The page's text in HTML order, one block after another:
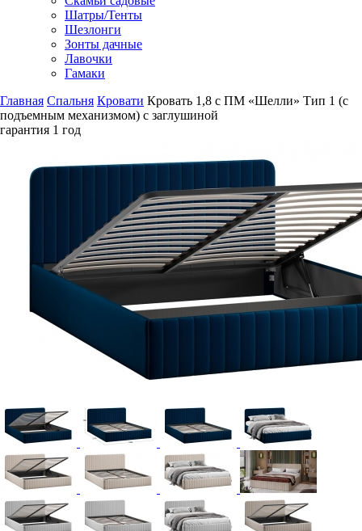
Шатры/Тенты
Шезлонги
Зонты дачные
Лавочки
Гамаки
Главная Спальня Кровати Кровать 1,8 с ПМ «Шелли» Тип 1 (с
подъемным механизмом) с заглушиной
гарантия 1 год